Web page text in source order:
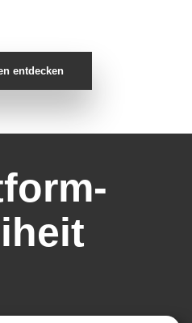
entdecken